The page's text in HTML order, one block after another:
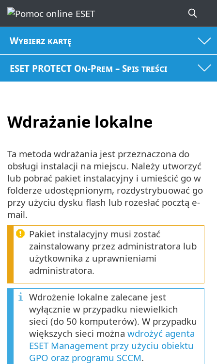
Wybierz kartę
ESET PROTECT On-Prem – Spis treści
Wdrażanie lokalne
Ta metoda wdrażania jest przeznaczona do
obsługi instalacji na miejscu. Należy utworzyć
lub pobrać pakiet instalacyjny i umieścić go w
folderze udostępnionym, rozdystrybuować go
przy użyciu dysku flash lub rozesłać pocztą e-
mail.
Pakiet instalacyjny musi zostać
zainstalowany przez administratora lub
użytkownika z uprawnieniami
administratora.
Wdrożenie lokalne zalecane jest
wyłącznie w przypadku niewielkich
sieci (do 50 komputerów). W przypadku
większych sieci można wdrożyć agenta
ESET Management przy użyciu obiektu
GPO oraz programu SCCM.